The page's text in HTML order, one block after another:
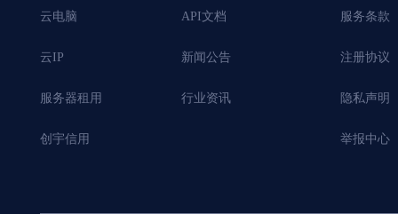
云电脑
云IP
服务器租用
创宇信用
API文档
新闻公告
行业资讯
服务条款
注册协议
隐私声明
举报中心